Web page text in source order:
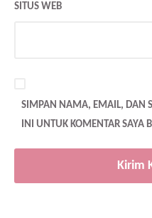
SITUS WEB
SIMPAN NAMA, EMAIL, DAN
INI UNTUK KOMENTAR SAYA